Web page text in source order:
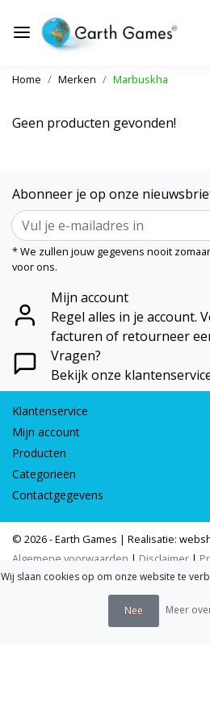
Home Merken Marbuskha
Geen producten gevonden!
Abonneer je op onze
* We zullen jouw gegevens nooit
voor ons.
Mijn account
Regel alles in je account.
facturen of retourneer
Vragen?
Bekijk onze
Klantenservice
Mijn account
Producten
Categorieën
Contactgegevens
© 2026 - Earth Games | Realisatie:
Algemene voorwaarden | Disclaimer |
RSS Feed
Wij slaan cookies op om onze website te
Nee Meer